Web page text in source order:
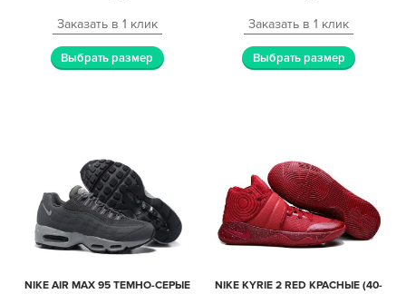
Заказать в 1 клик
Выбрать размер
Заказать в 1 клик
Выбрать размер
NIKE AIR MAX 95 ТЕМНО-СЕРЫЕ
NIKE KYRIE 2 RED КРАСНЫЕ (40-